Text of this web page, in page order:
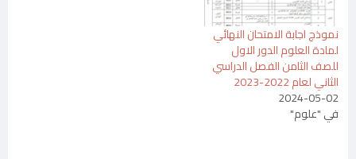
نموذج اجابة الامتحان النهائي
لمادة العلوم الدور الاول
للصف الثامن الفصل الدراسي
الثاني لعام 2022-2023
2024-05-02
في "علوم"